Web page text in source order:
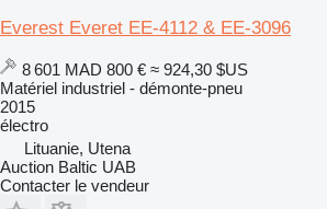
Everest Everet EE-4112 & EE-3096
8 601 MAD 800 € ≈ 924,30 $US
Matériel industriel - démonte-pneu
2015
électro
Lituanie, Utena
Auction Baltic UAB
Contacter le vendeur